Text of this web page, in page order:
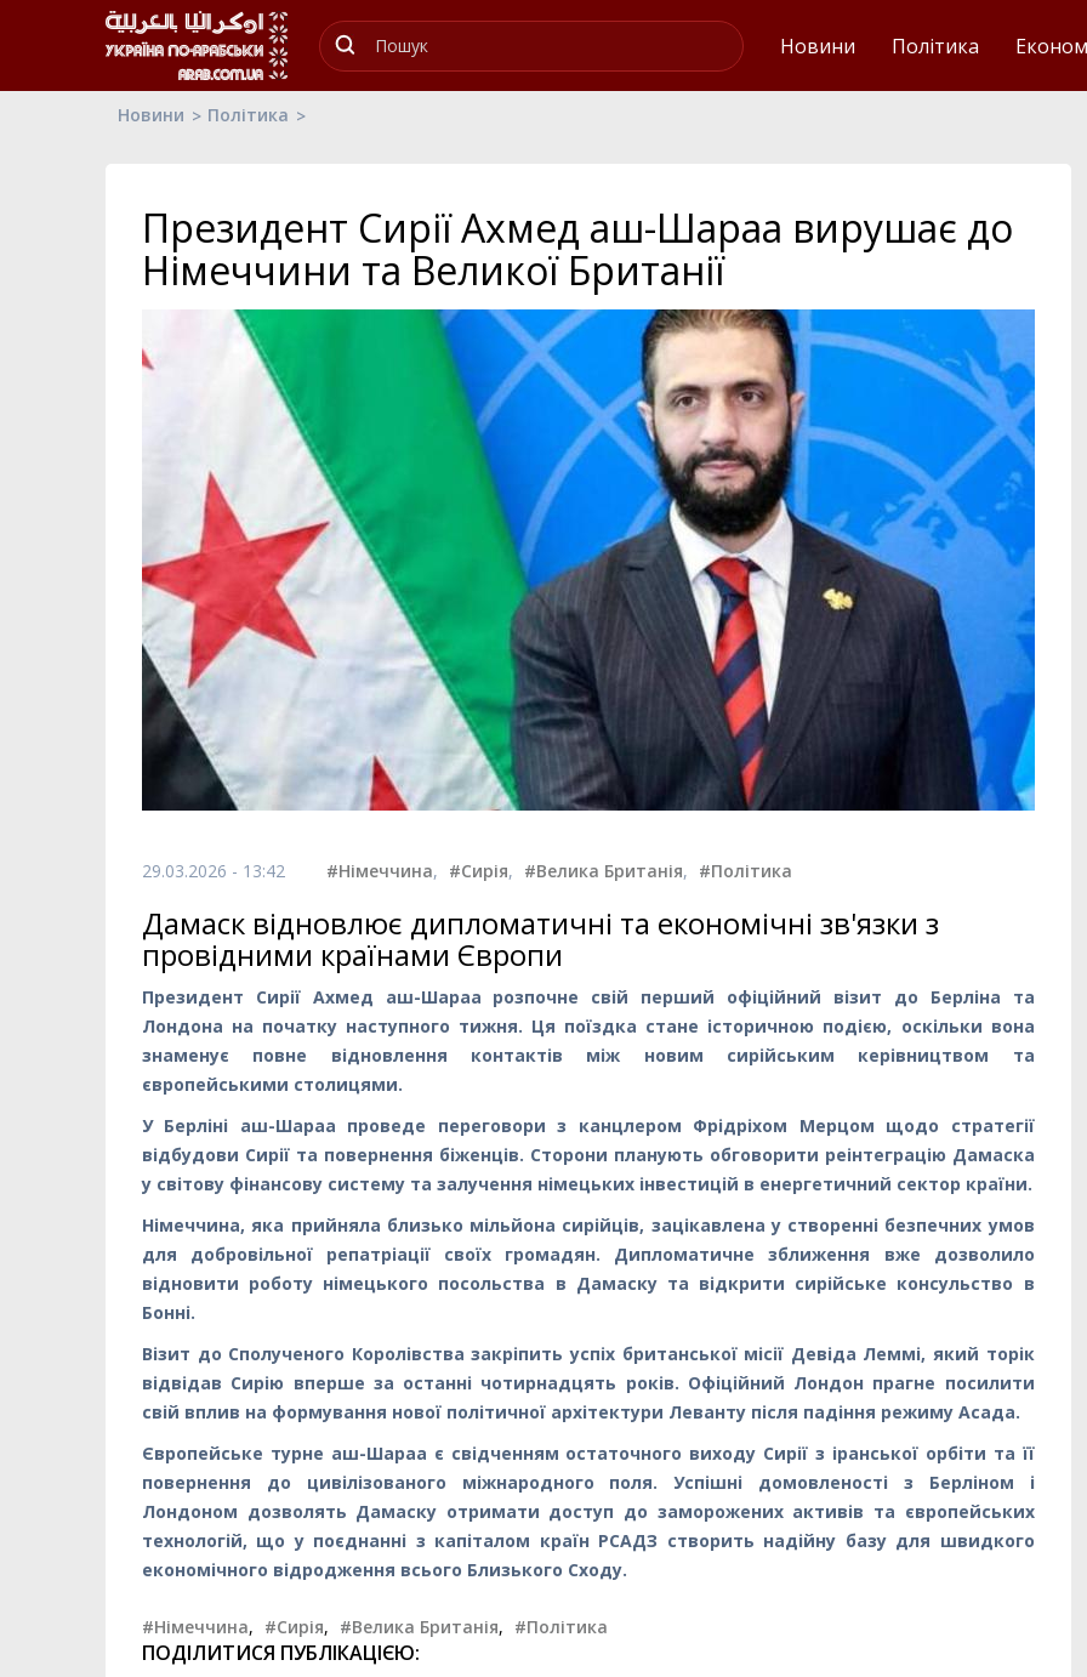
Новини Політика
Новини Політика
Президент Сирії Ахмед аш-Шараа вирушає до
Німеччини та Великої Британії
29.03.2026 - 13:42 #Німеччина, #Сирія, #Велика Британія, #Політика
Дамаск відновлює дипломатичні та економічні зв'язки з
провідними країнами Європи
Президент Сирії Ахмед аш-Шараа розпочне свій перший офіційний візит до Берліна та
Лондона на початку наступного тижня. Ця поїздка стане історичною подією, оскільки вона
знаменує повне відновлення контактів між новим сирійським керівництвом та
європейськими столицями.
У Берліні аш-Шараа проведе переговори з канцлером Фрідріхом Мерцом щодо стратегії
відбудови Сирії та повернення біженців. Сторони планують обговорити реінтеграцію Дамаска
у світову фінансову систему та залучення німецьких інвестицій в енергетичний сектор країни.
Німеччина, яка прийняла близько мільйона сирійців, зацікавлена у створенні безпечних умов
для добровільної репатріації своїх громадян. Дипломатичне зближення вже дозволило
відновити роботу німецького посольства в Дамаску та відкрити сирійське консульство в
Бонні.
Візит до Сполученого Королівства закріпить успіх британської місії Девіда Леммі, який торік
відвідав Сирію вперше за останні чотирнадцять років. Офіційний Лондон прагне посилити
свій вплив на формування нової політичної архітектури Леванту після падіння режиму Асада.
Європейське турне аш-Шараа є свідченням остаточного виходу Сирії з іранської орбіти та її
повернення до цивілізованого міжнародного поля. Успішні домовленості з Берліном і
Лондоном дозволять Дамаску отримати доступ до заморожених активів та європейських
технологій, що у поєднанні з капіталом країн РСАДЗ створить надійну базу для швидкого
економічного відродження всього Близького Сходу.
#Німеччина, #Сирія, #Велика Британія, #Політика
ПОДІЛИТИСЯ ПУБЛІКАЦІЄЮ: